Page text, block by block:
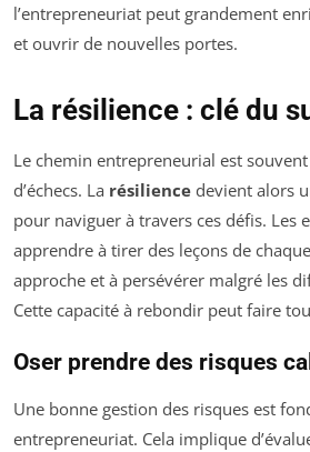
l’entrepreneuriat peut grandement
et ouvrir de nouvelles portes.
La résilience : clé du
Le chemin entrepreneurial est souvent
d’échecs. La résilience devient alors
pour naviguer à travers ces défis. Les
apprendre à tirer des leçons de
approche et à persévérer malgré les
Cette capacité à rebondir peut faire
Oser prendre des risques
Une bonne gestion des risques est
entrepreneuriat. Cela implique